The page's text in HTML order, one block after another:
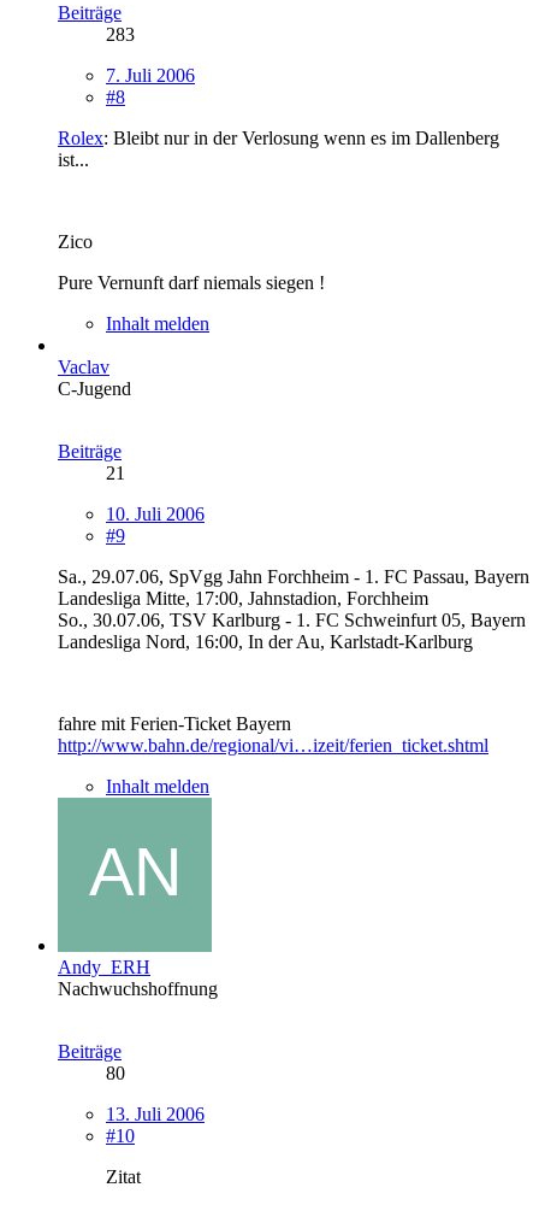
Beiträge
283
7. Juli 2006
#8
Rolex: Bleibt nur in der Verlosung wenn es im Dallenberg
ist...
Zico
Pure Vernunft darf niemals siegen !
Inhalt melden
Vaclav
C-Jugend
Beiträge
21
10. Juli 2006
#9
Sa., 29.07.06, SpVgg Jahn Forchheim - 1. FC Passau, Bayern
Landesliga Mitte, 17:00, Jahnstadion, Forchheim
So., 30.07.06, TSV Karlburg - 1. FC Schweinfurt 05, Bayern
Landesliga Nord, 16:00, In der Au, Karlstadt-Karlburg
fahre mit Ferien-Ticket Bayern
http://www.bahn.de/regional/vi…izeit/ferien_ticket.shtml
Inhalt melden
Andy_ERH
Nachwuchshoffnung
Beiträge
80
13. Juli 2006
#10
Zitat